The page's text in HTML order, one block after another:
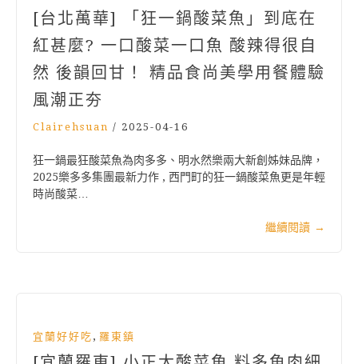
[台北萬華] 「狂一鍋酸菜魚」到底在
紅甚麼? 一口酸菜一口魚 酸辣得很自
然 後韻回甘！ 精品食尚美學用餐體驗
風潮正夯
Clairehsuan / 2025-04-16
狂一鍋最狂酸菜魚為肉多多、明水然樂兩大新創姊妹品牌，
2025樂多多集團最新力作 , 西門町的狂一鍋酸菜魚更是年輕
時尚酸菜…
繼續閱讀 →
宜蘭好好吃 , 羅東鎮